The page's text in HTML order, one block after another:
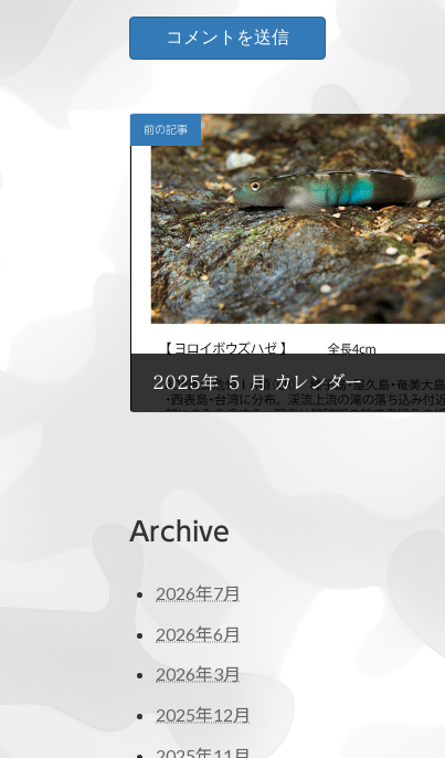
前の記事
2025年 ５ 月 カレンダー
Archive
2026年7月
2026年6月
2026年3月
2025年12月